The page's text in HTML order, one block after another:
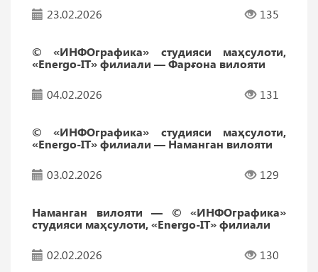
23.02.2026 135
© «ИНФОграфика» студияси маҳсулоти,
«Energo-IT» филиали — Фарғона вилояти
04.02.2026 131
© «ИНФОграфика» студияси маҳсулоти,
«Energo-IT» филиали — Наманган вилояти
03.02.2026 129
Наманган вилояти — © «ИНФОграфика»
студияси маҳсулоти, «Energo-IT» филиали
02.02.2026 130